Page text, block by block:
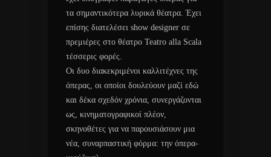
τα σημαντικότερα λυρικά θέατρα. Έχει
επίσης διατελέσει show designer σε
πρεμιέρες στο θέατρο Teatro alla Scala
τέσσερις φορές.
Οι δυο διακεκριμένοι καλλιτέχνες της
όπερας, οι οποίοι δουλεύουν μαζί εδώ
και δέκα σχεδόν χρόνια, συνεργάζονται
ως, κινηματογραφικοί πλέον,
σκηνοθέτες για να παρουσιάσουν μια
νέα, συναρπαστική φόρμα: την όπερα-